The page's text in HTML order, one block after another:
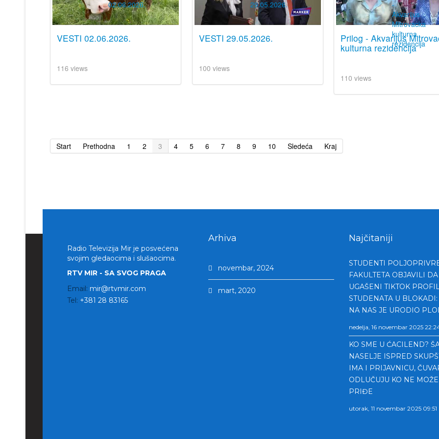
VESTI 02.06.2026.
116 views
VESTI 29.05.2026.
100 views
Prilog - Akvarijus
kulturna rezidencija
110 views
Start Prethodna 1 2 3 4 5 6 7 8 9 10 Sledeća Kraj
Radio Televizija Mir je posvećena
svojim gledaocima i slušaocima.
RTV MIR - SA SVOG PRAGA
Email: mir@rtvmir.com
Tel: +381 28 83165
Arhiva
novembar, 2024
mart, 2020
Najčitaniji
STUDENTI
FAKULTETA OBJAVILI
UGAŠENI TIKTOK
STUDENATA U BLOKADI:
NA NAS JE URODIO
nedelja, 16 novembar 2025
KO SME U ĆACILEND?
NASELJE ISPRED
IMA I PRIJAVNICU,
ODLUČUJU KO NE
PRIĐE
utorak, 11 novembar 2025 09:51